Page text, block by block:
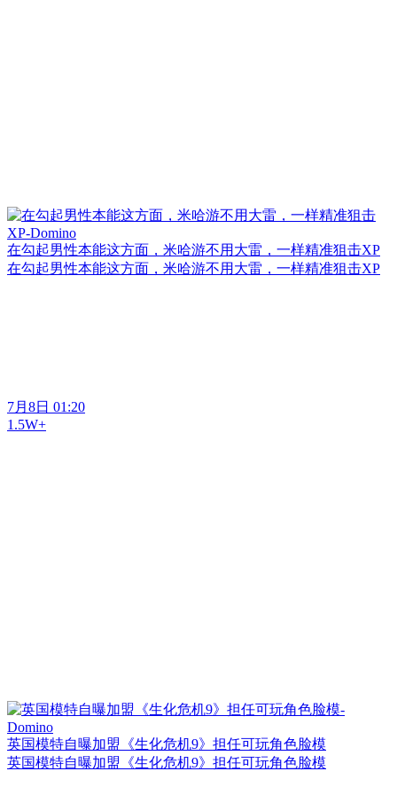
在勾起男性本能这方面，米哈游不用大雷，一样精准狙击XP
在勾起男性本能这方面，米哈游不用大雷，一样精准狙击XP
7月8日 01:20
1.5W+
英国模特自曝加盟《生化危机9》担任可玩角色脸模
英国模特自曝加盟《生化危机9》担任可玩角色脸模